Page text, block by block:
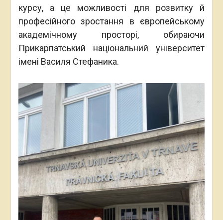
курсу, а це можливості для розвитку й
професійного зростання в європейському
академічному просторі, обираючи
Прикарпатський національний університет
імені Василя Стефаника.